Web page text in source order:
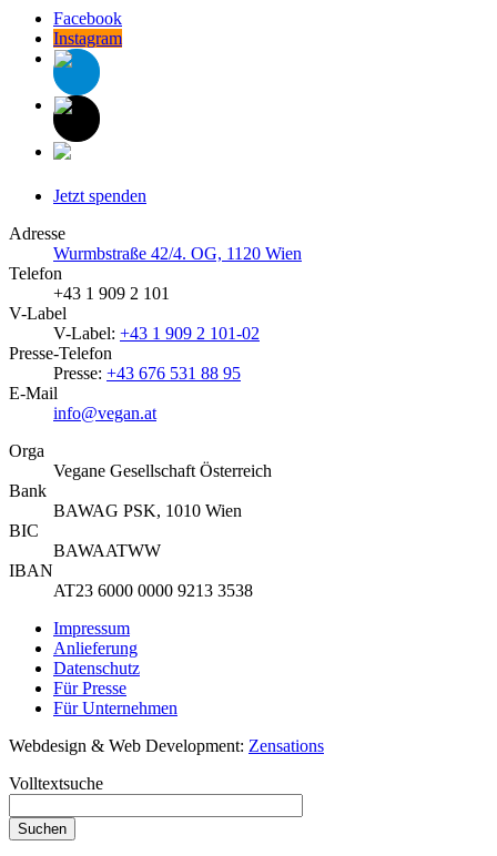
Facebook
Instagram
Jetzt spenden
Adresse
Wurmbstraße 42/4. OG, 1120 Wien
Telefon
+43 1 909 2 101
V-Label
V-Label: +43 1 909 2 101-02
Presse-Telefon
Presse: +43 676 531 88 95
E-Mail
info@vegan.at
Orga
Vegane Gesellschaft Österreich
Bank
BAWAG PSK, 1010 Wien
BIC
BAWAATWW
IBAN
AT23 6000 0000 9213 3538
Impressum
Anlieferung
Datenschutz
Für Presse
Für Unternehmen
Webdesign & Web Development: Zensations
Volltextsuche